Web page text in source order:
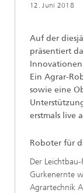
12. Juni 2018
Auf der
präsentiert
Ein Agrar-
sowie eine
erstmals live
Roboter für
Der
Gurkenernte
Agrartechnik